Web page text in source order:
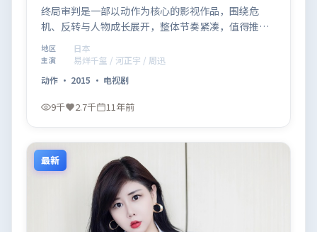
终局审判是一部以动作为核心的影视作品，围绕危
机、反转与人物成长展开，整体节奏紧凑，值得推荐
观看。
地区 日本
主演
易烊千玺 / 河正宇 / 周迅
动作 · 2015 · 电视剧
9千 2.7千 11年前
最新